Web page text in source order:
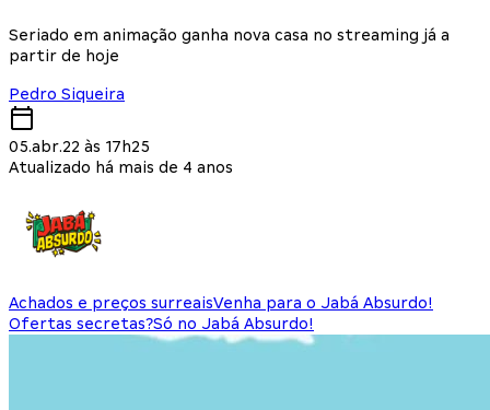
Seriado em animação ganha nova casa no streaming já a
partir de hoje
Pedro Siqueira
05.abr.22 às 17h25
Atualizado há mais de 4 anos
Achados e preços surreaisVenha para o Jabá Absurdo!
Ofertas secretas?Só no Jabá Absurdo!